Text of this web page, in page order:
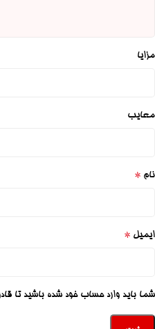
مزایا
معایب
نام *
ایمیل *
شما باید وارد حساب خود شده باشید تا